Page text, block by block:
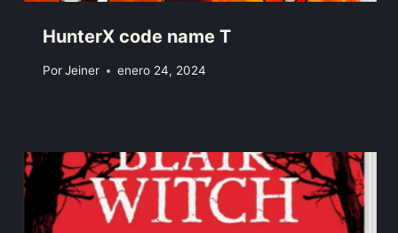
HunterX code name T
PorJeiner enero 24, 2024